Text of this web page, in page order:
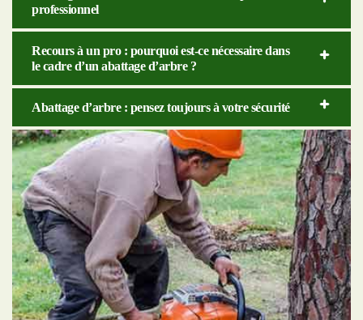
professionnel
Recours à un pro : pourquoi est-ce nécessaire dans
le cadre d’un abattage d’arbre ?
Abattage d’arbre : pensez toujours à votre sécurité